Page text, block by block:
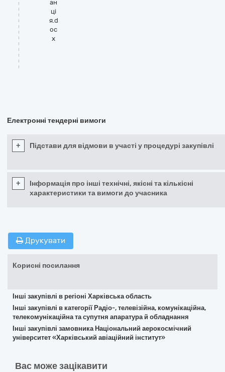
ан
ці
я.d
oc
x
Електронні тендерні вимоги
+ Підстави для відмови в участі у процедурі закупівлі
+
Інформація про інші технічні, якісні та кількісні
характеристики та вимоги до учасника
Друкувати
Корисні посилання
Інші закупівлі в регіоні Харківська область
Інші закупівлі в категорії Радіо-, телевізійна, комунікаційна,
телекомунікаційна та супутня апаратура й обладнання
Інші закупівлі замовника Національний аерокосмічний
університет «Харківський авіаційний інститут»
Вас може зацікавити